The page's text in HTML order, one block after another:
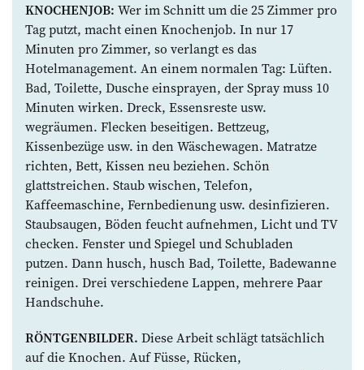
KNOCHENJOB: Wer im Schnitt um die 25 Zimmer pro
Tag putzt, macht einen Knochenjob. In nur 17
Minuten pro Zimmer, so verlangt es das
Hotelmanagement. An einem normalen Tag: Lüften.
Bad, Toilette, ­Dusche einsprayen, der Spray muss 10
Minuten wirken. Dreck, Essensreste usw.
wegräumen. Flecken beseitigen. Bettzeug,
Kissenbezüge usw. in den Wäschewagen. Matratze
richten, Bett, Kissen neu beziehen. Schön
glattstreichen. Staub wischen, Telefon,
Kaffeemaschine, Fernbedienung usw. desinfizieren.
Staubsaugen, Böden feucht aufnehmen, Licht und TV
checken. Fenster und Spiegel und Schubladen
putzen. Dann husch, husch Bad, Toilette, Badewanne
reinigen. Drei verschiedene Lappen, mehrere Paar
Handschuhe.
RÖNTGENBILDER. Diese Arbeit schlägt tatsächlich
auf die Knochen. Auf Füsse, Rücken,